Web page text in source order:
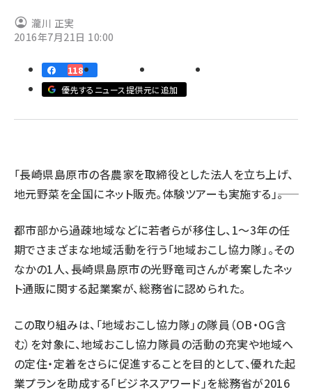
アスクル (1124)
base (1084)
ビィ・フォアード (784)
瀧川 正実
2016年7月21日 10:00
118
優先するニュース提供元に追加
「長崎県島原市の各農家を取締役とした法人を立ち上げ、
地元野菜を全国にネット販売。体験ツアーも実施する」――。
都市部から過疎地域などに若者らが移住し、1～3年の任
期でさまざまな地域活動を行う「地域おこし協力隊」。その
なかの1人、長崎県島原市の光野竜司さんが考案したネッ
ト通販に関する起業案が、総務省に認められた。
この取り組みは、「地域おこし協力隊」の隊員（OB・OG含
む）を対象に、地域おこし協力隊員の活動の充実や地域へ
の定住・定着をさらに促進することを目的として、優れた起
業プランを助成する「ビジネスアワード」を総務省が2016